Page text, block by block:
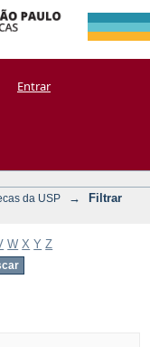
Entrar
da USP →
Filtrar
W X Y Z